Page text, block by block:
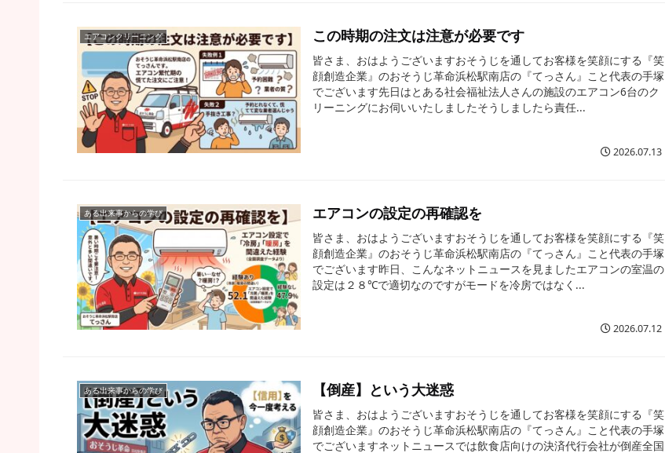
エアコンクリーニング この時期の注文は注意が必要です
皆さま、おはようございますおそうじを通してお客様を笑顔にする『笑
顔創造企業』のおそうじ革命浜松駅南店の『てっさん』こと代表の手塚
でございます先日はとある社会福祉法人さんの施設のエアコン6台のク
リーニングにお伺いいたしましたそうしましたら責任...
2026.07.13
ある出来事からの学び エアコンの設定の再確認を
皆さま、おはようございますおそうじを通してお客様を笑顔にする『笑
顔創造企業』のおそうじ革命浜松駅南店の『てっさん』こと代表の手塚
でございます昨日、こんなネットニュースを見ましたエアコンの室温の
設定は２８℃で適切なのですがモードを冷房ではなく...
2026.07.12
ある出来事からの学び 【倒産】という大迷惑
皆さま、おはようございますおそうじを通してお客様を笑顔にする『笑
顔創造企業』のおそうじ革命浜松駅南店の『てっさん』こと代表の手塚
でございますネットニュースでは飲食店向けの決済代行会社が倒産全国